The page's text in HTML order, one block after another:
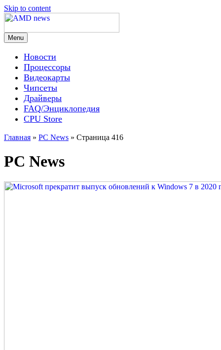
Skip to content
AMD news
Menu
Новости
Процессоры
Видеокарты
Чипсеты
Драйверы
FAQ/Энциклопедия
CPU Store
Главная » PC News » Страница 416
PC News